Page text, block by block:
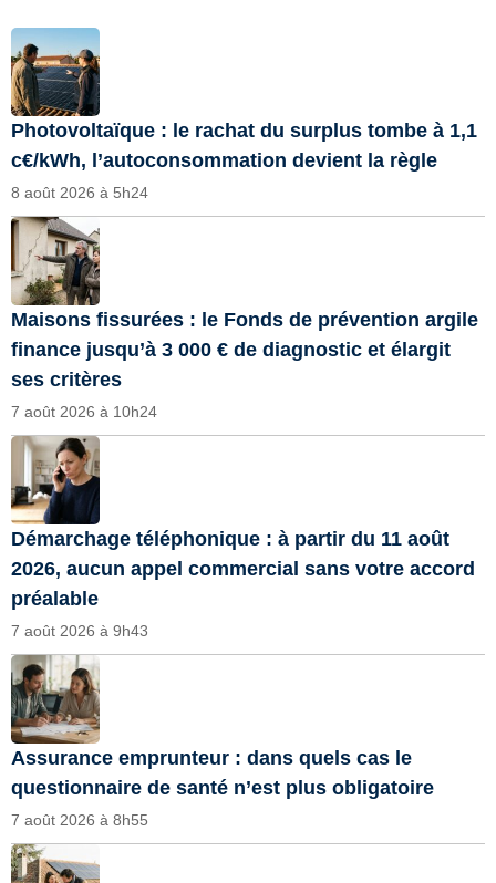
Photovoltaïque : le rachat du surplus tombe à 1,1
c€/kWh, l’autoconsommation devient la règle
8 août 2026 à 5h24
Maisons fissurées : le Fonds de prévention argile
finance jusqu’à 3 000 € de diagnostic et élargit
ses critères
7 août 2026 à 10h24
Démarchage téléphonique : à partir du 11 août
2026, aucun appel commercial sans votre accord
préalable
7 août 2026 à 9h43
Assurance emprunteur : dans quels cas le
questionnaire de santé n’est plus obligatoire
7 août 2026 à 8h55